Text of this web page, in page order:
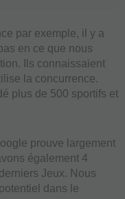
par exemple, il y a
en ce que nous
Ils connaissaient
la concurrence.
plus de 500 sportifs et
prouve largement
également 4
Jeux. Nous
dans le